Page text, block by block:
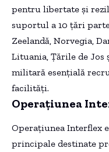
pentru libertate și
suportul a 10 țări
Zeelandă, Norvegia,
Lituania, Țările de
militară esențială
facilități.
Operațiunea
Operațiunea Interflex
principale destinate